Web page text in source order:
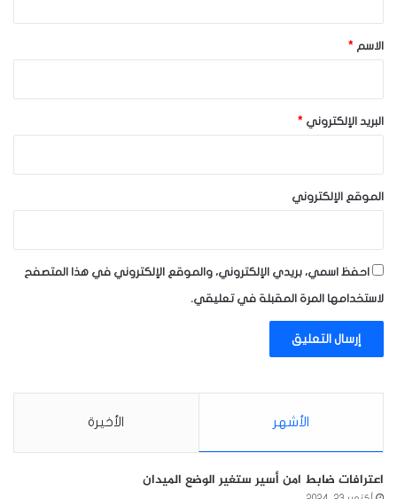
*الاسم *
البريد الإلكتروني *
الموقع الإلكتروني
احفظ اسمي، بريدي الإلكتروني، والموقع الإلكتروني في هذا المتصفح
لاستخدامها المرة المقبلة في تعليقي.
الأشهر الأخيرة
اعترافات ضابط امن أسير ستغير الوضع الميدان